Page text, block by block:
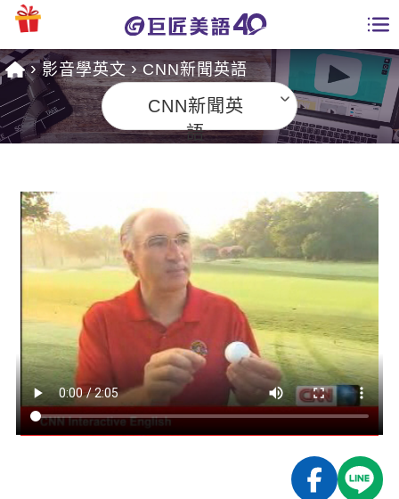
課程總覽
英文課程總表
英文會話
商用英文
英文檢定
TOEIC 多益課程
IELTS 雅思課程
能力養成
自然發音
特色課程
全國分校
免費資源
英文部落格
多益秒學堂
影音學英文
師資團隊
學習分享
學員故事
校園贊助
學員專區
影音學英文 CNN新聞英語
CNN新聞英
語